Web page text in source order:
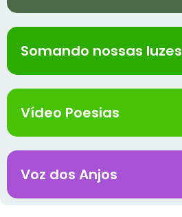
Somando nossas luzes
Vídeo Poesias
Voz dos Anjos